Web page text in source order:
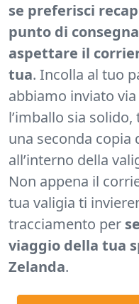
se preferisci
punto di
aspettare il
tua. Incolla al tuo
abbiamo inviato
l’imballo sia
una seconda copia
all’interno della
Non appena il
tua valigia ti
tracciamento per
viaggio della tua
Zelanda.